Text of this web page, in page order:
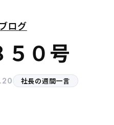
ログ
５０号
社長の週間一言